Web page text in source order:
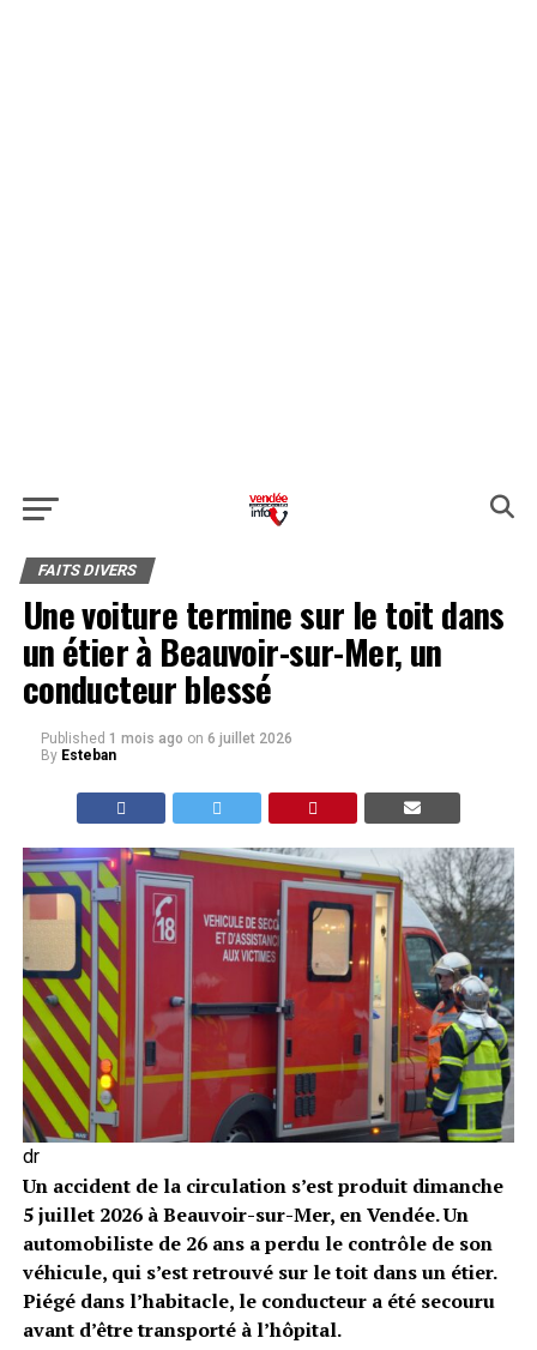
FAITS DIVERS
Une voiture termine sur le toit dans
un étier à Beauvoir-sur-Mer, un
conducteur blessé
Published 1 mois ago on 6 juillet 2026
By Esteban
dr
Un accident de la circulation s’est produit dimanche
5 juillet 2026 à Beauvoir-sur-Mer, en Vendée. Un
automobiliste de 26 ans a perdu le contrôle de son
véhicule, qui s’est retrouvé sur le toit dans un étier.
Piégé dans l’habitacle, le conducteur a été secouru
avant d’être transporté à l’hôpital.